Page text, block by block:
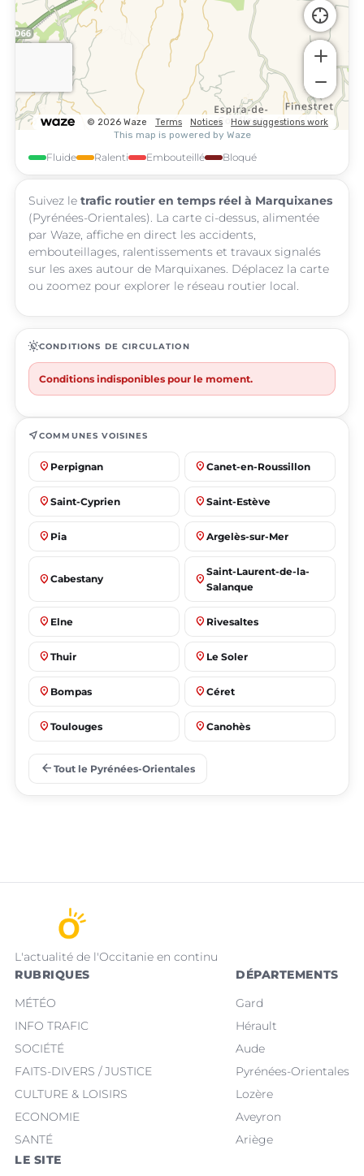
Fluide Ralenti Embouteillé Bloqué
Suivez le trafic routier en temps réel à Marquixanes
(Pyrénées-Orientales). La carte ci-dessus, alimentée
par Waze, affiche en direct les accidents,
embouteillages, ralentissements et travaux signalés
sur les axes autour de Marquixanes. Déplacez la carte
ou zoomez pour explorer le réseau routier local.
routineCONDITIONS DE CIRCULATION
Conditions indisponibles pour le moment.
near_meCOMMUNES VOISINES
place Perpignan place Canet-en-Roussillon
place Saint-Cyprien place Saint-Estève
place Pia place Argelès-sur-Mer
place Cabestany place
Saint-Laurent-de-la-
Salanque
place Elne place Rivesaltes
place Thuir place Le Soler
place Bompas place Céret
place Toulouges place Canohès
place
arrow_back Tout le Pyrénées-Orientales
L'actualité de l'Occitanie en continu
RUBRIQUES
MÉTÉO
INFO TRAFIC
SOCIÉTÉ
FAITS-DIVERS / JUSTICE
CULTURE & LOISIRS
ECONOMIE
SANTÉ
DÉPARTEMENTS
Gard
Hérault
Aude
Pyrénées-Orientales
Lozère
Aveyron
Ariège
LE SITE